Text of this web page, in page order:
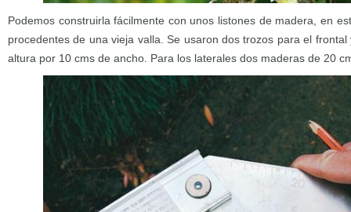
Podemos construirla fácilmente con unos listones de madera, en
procedentes de una vieja valla. Se usaron dos trozos para el
altura por 10 cms de ancho. Para los laterales dos maderas de 20